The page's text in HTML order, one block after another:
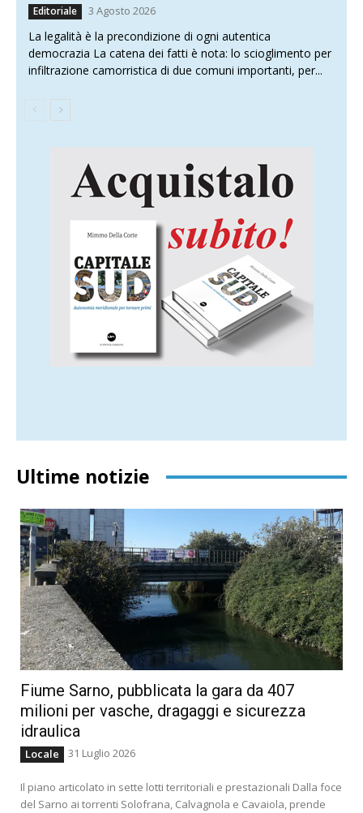
Editoriale 3 Agosto 2026
La legalità è la precondizione di ogni autentica
democrazia La catena dei fatti è nota: lo scioglimento per
infiltrazione camorristica di due comuni importanti, per...
Ultime notizie
Fiume Sarno, pubblicata la gara da 407
milioni per vasche, dragaggi e sicurezza
idraulica
Locale 31 Luglio 2026
Il piano articolato in sette lotti territoriali e prestazionali Dalla foce
del Sarno ai torrenti Solofrana, Calvagnola e Cavaiola, prende